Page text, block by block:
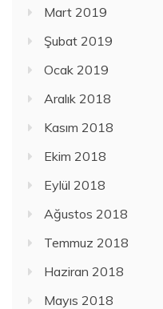
Mart 2019
Şubat 2019
Ocak 2019
Aralık 2018
Kasım 2018
Ekim 2018
Eylül 2018
Ağustos 2018
Temmuz 2018
Haziran 2018
Mayıs 2018